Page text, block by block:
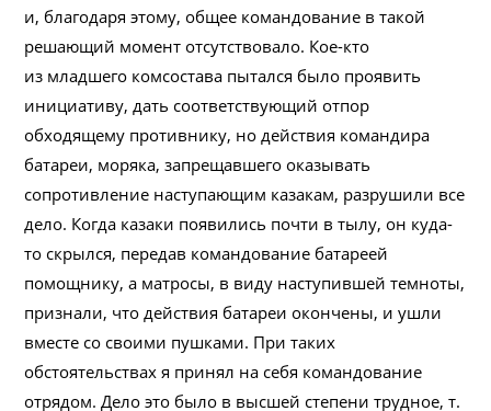
и, благодаря этому, общее командование в такой
решающий момент отсутствовало. Кое-кто
из младшего комсостава пытался было проявить
инициативу, дать соответствующий отпор
обходящему противнику, но действия командира
батареи, моряка, запрещавшего оказывать
сопротивление наступающим казакам, разрушили все
дело. Когда казаки появились почти в тылу, он куда-
то скрылся, передав командование батареей
помощнику, а матросы, в виду наступившей темноты,
признали, что действия батареи окончены, и ушли
вместе со своими пушками. При таких
обстоятельствах я принял на себя командование
отрядом. Дело это было в высшей степени трудное, т.